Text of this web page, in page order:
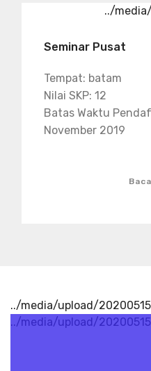
../
Seminar Pusat
Tempat: batam
Nilai SKP: 12
Batas Waktu
November 2019
../media/upload/
../media/upload/